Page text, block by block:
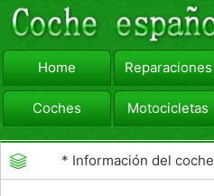
Home Reparaciones
Coches Motocicletas
viajar Camiones
* Información del coche